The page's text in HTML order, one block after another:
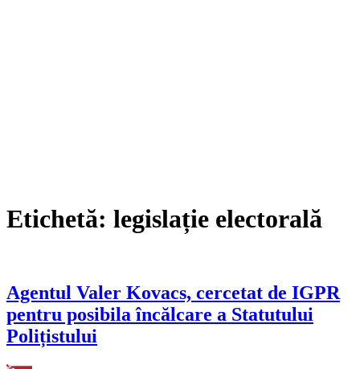
Etichetă: legislație electorală
Agentul Valer Kovacs, cercetat de IGPR
pentru posibila încălcare a Statutului
Polițistului